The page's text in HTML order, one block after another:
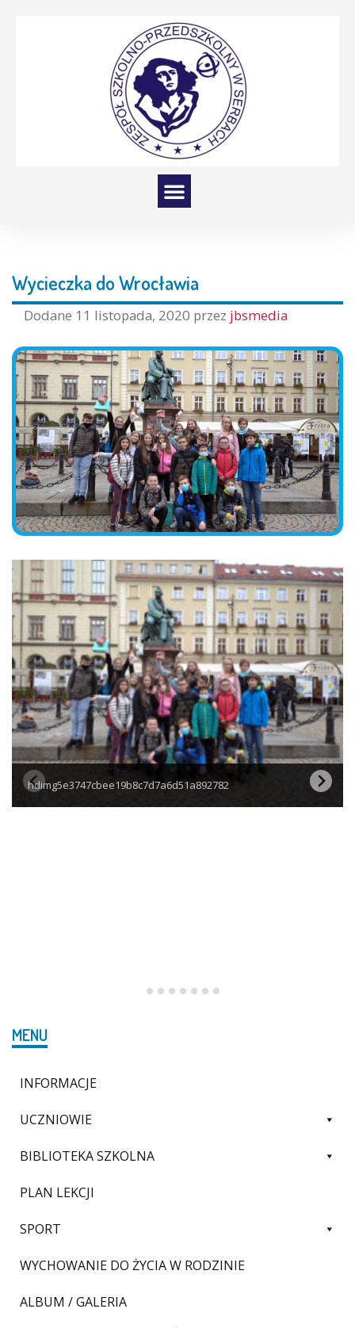
Wycieczka do Wrocławia
Dodane 11 listopada, 2020 przez jbsmedia
hdimg5e3747cbee19b8c7d7a6d51a892782
MENU
INFORMACJE
UCZNIOWIE
BIBLIOTEKA SZKOLNA
PLAN LEKCJI
SPORT
WYCHOWANIE DO ŻYCIA W RODZINIE
ALBUM / GALERIA